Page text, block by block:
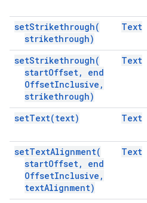
setStrikethrough(
strikethrough)
Text
setStrikethrough(
startOffset,
end
OffsetInclusive ,
strikethrough)
Text
setText(text) Text
setTextAlignment(
startOffset,
end
OffsetInclusive ,
textAlignment)
Text